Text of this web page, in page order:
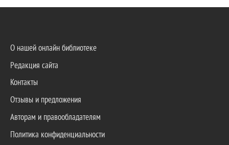
О нашей онлайн библиотеке
Редакция сайта
Контакты
Отзывы и предложения
Авторам и правообладателям
Политика конфиденциальности